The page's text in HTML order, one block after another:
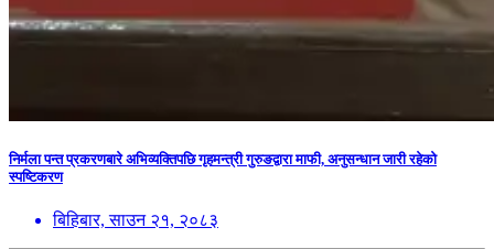
निर्मला पन्त प्रकरणबारे अभिव्यक्तिपछि गृहमन्त्री गुरुङद्वारा माफी, अनुसन्धान जारी रहेको
स्पष्टिकरण
बिहिबार, साउन २१, २०८३